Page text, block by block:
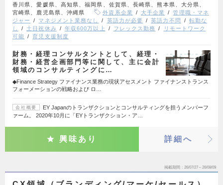
香川県、愛媛県、高知県、福岡県、佐賀県、長崎県、熊本県、大分県、
宮崎県、鹿児島県、沖縄県
外資系企業 大手企業
管理職・マネ
ジャー
マネジメント業務なし 英語力が必要 英語力不問
転勤な
し
土日祝休み 年収600万以上 フレックス勤務
リモートワーク
可能
育児支援制度
財務・経理コンサルタントとして、経理・
財務・経営企画部門等に関して、主に会計
領域のコンサルティングに…
◆Finance Strategy ファイナンス業務の現状アセスメント ファイナンストランス
フォーメーションの戦略および ロ…
会社概要
EY Japanのトランザクションとコンサルティングを担うメンバーフ
ァーム。 2020年10月に「EYトランザクション・ア…
興味あり 詳細へ
掲載期間 26/07/27～26/08/09